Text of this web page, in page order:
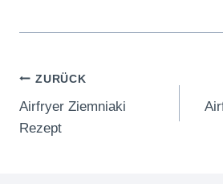
Beitragsnavigation
ZURÜCK
Airfryer Ziemniaki
Rezept